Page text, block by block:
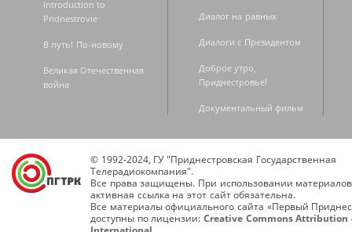
Introduction to
Pridnestrovie
В путь! По-новому
Великая Отечественная
война
Диалог на равных
Диалоги с Президентом
Доброе утро,
Приднестровье!
Документальный фильм
© 1992-2024, ГУ "Приднестровская Государственная
Телерадиокомпания".
Все права защищены. При использовании
активная ссылка на этот сайт обязательна.
Все материалы официального сайта «Первый
доступны по лицензии: Creative Commons Attribution